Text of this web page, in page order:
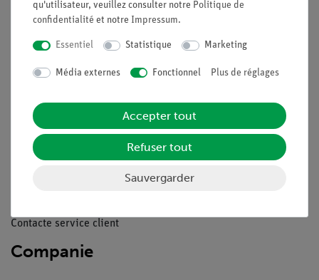
Conditions générales de vente
Déclaration de confidentialité
Service
Aperçu du service
Contacte service client
Companie
qu'utilisateur, veuillez consulter notre Politique de
confidentialité et notre Impressum.
Essentiel Statistique Marketing
Média externes Fonctionnel Plus de réglages
Accepter tout
Refuser tout
Sauvergarder